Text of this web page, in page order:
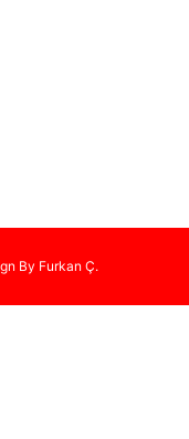
By Furkan Ç.